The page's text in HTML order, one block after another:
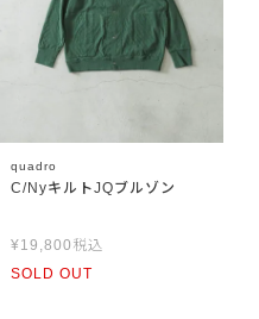
quadro
C/NyキルトJQブルゾン
¥19,800 税込
SOLD OUT